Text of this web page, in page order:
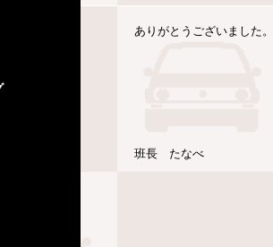
ありがとうございました。
班長 たなべ